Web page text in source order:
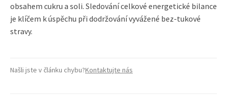
obsahem cukru a soli. Sledování celkové energetické bilance
je klíčem k úspěchu při dodržování vyvážené bez-tukové
stravy.
Našli jste v článku chybu?Kontaktujte nás